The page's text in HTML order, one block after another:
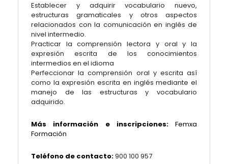
Establecer y adquirir vocabulario nuevo,
estructuras gramaticales y otros aspectos
relacionados con la comunicación en inglés de
nivel intermedio.
Practicar la comprensión lectora y oral y la
expresión escrita de los conocimientos
intermedios en el idioma
Perfeccionar la comprensión oral y escrita así
como la expresión escrita en inglés mediante el
manejo de las estructuras y vocabulario
adquirido.
Más información e inscripciones:Femxa
Formación
Teléfono de contacto:900 100 957